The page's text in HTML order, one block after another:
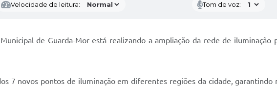
Velocidade de leitura: Tom de voz:
de Guarda-Mor está realizando a ampliação da rede de iluminação
7 novos pontos de iluminação em diferentes regiões da cidade,